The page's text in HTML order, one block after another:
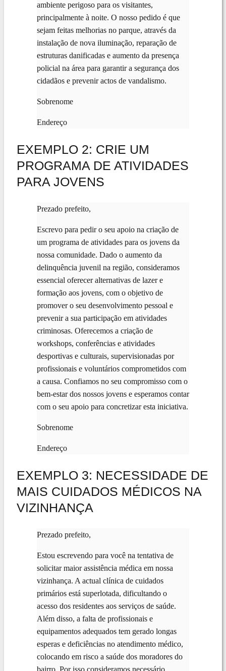
ambiente perigoso para os visitantes,
principalmente à noite. O nosso pedido é que
sejam feitas melhorias no parque, através da
instalação de nova iluminação, reparação de
estruturas danificadas e aumento da presença
policial na área para garantir a segurança dos
cidadãos e prevenir actos de vandalismo.
Sobrenome
Endereço
EXEMPLO 2: CRIE UM
PROGRAMA DE ATIVIDADES
PARA JOVENS
Prezado prefeito,
Escrevo para pedir o seu apoio na criação de
um programa de atividades para os jovens da
nossa comunidade. Dado o aumento da
delinquência juvenil na região, consideramos
essencial oferecer alternativas de lazer e
formação aos jovens, com o objetivo de
promover o seu desenvolvimento pessoal e
prevenir a sua participação em atividades
criminosas. Oferecemos a criação de
workshops, conferências e atividades
desportivas e culturais, supervisionadas por
profissionais e voluntários comprometidos com
a causa. Confiamos no seu compromisso com o
bem-estar dos nossos jovens e esperamos contar
com o seu apoio para concretizar esta iniciativa.
Sobrenome
Endereço
EXEMPLO 3: NECESSIDADE DE
MAIS CUIDADOS MÉDICOS NA
VIZINHANÇA
Prezado prefeito,
Estou escrevendo para você na tentativa de
solicitar maior assistência médica em nossa
vizinhança. A actual clínica de cuidados
primários está superlotada, dificultando o
acesso dos residentes aos serviços de saúde.
Além disso, a falta de profissionais e
equipamentos adequados tem gerado longas
esperas e deficiências no atendimento médico,
colocando em risco a saúde dos moradores do